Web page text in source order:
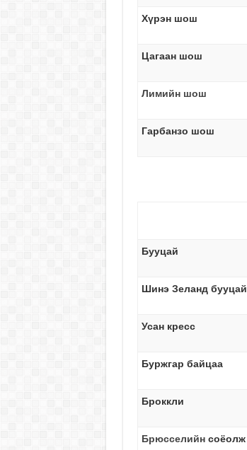
Хүрэн шош
Цагаан шош
Лимийн шош
Гарбанзо шош
Бууцай
Шинэ Зеланд бууцай
Усан кресс
Буржгар байцаа
Броккли
Брюсселийн соёолж